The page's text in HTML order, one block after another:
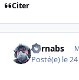
Citer
barnabs
Posté(e) le